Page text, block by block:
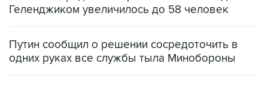
Геленджиком увеличилось до 58 человек
Путин сообщил о решении сосредоточить в
одних руках все службы тыла Минобороны